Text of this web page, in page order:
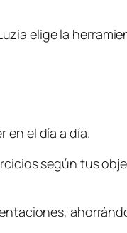
elige la
en el día a día.
según tus